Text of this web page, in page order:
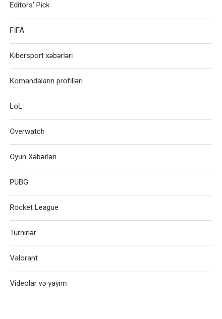
Editors' Pick
FIFA
Kibersport xəbərləri
Komandaların profilləri
LoL
Overwatch
Oyun Xəbərləri
PUBG
Rocket League
Turnirlər
Valorant
Videolar və yayım